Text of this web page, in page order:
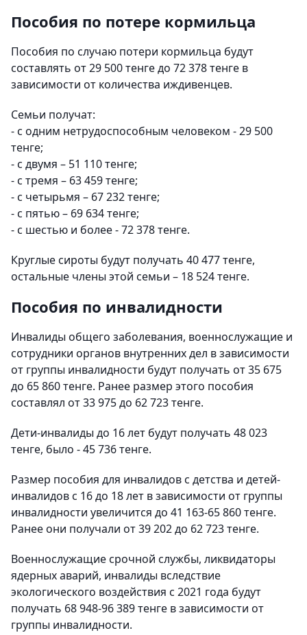
Пособия по потере кормильца
Пособия по случаю потери кормильца будут
составлять от 29 500 тенге до 72 378 тенге в
зависимости от количества иждивенцев.
Семьи получат:
- с одним нетрудоспособным человеком - 29 500
тенге;
- с двумя – 51 110 тенге;
- с тремя – 63 459 тенге;
- с четырьмя – 67 232 тенге;
- с пятью – 69 634 тенге;
- с шестью и более - 72 378 тенге.
Круглые сироты будут получать 40 477 тенге,
остальные члены этой семьи – 18 524 тенге.
Пособия по инвалидности
Инвалиды общего заболевания, военнослужащие и
сотрудники органов внутренних дел в зависимости
от группы инвалидности будут получать от 35 675
до 65 860 тенге. Ранее размер этого пособия
составлял от 33 975 до 62 723 тенге.
Дети-инвалиды до 16 лет будут получать 48 023
тенге, было - 45 736 тенге.
Размер пособия для инвалидов с детства и детей-
инвалидов с 16 до 18 лет в зависимости от группы
инвалидности увеличится до 41 163-65 860 тенге.
Ранее они получали от 39 202 до 62 723 тенге.
Военнослужащие срочной службы, ликвидаторы
ядерных аварий, инвалиды вследствие
экологического воздействия с 2021 года будут
получать 68 948-96 389 тенге в зависимости от
группы инвалидности.